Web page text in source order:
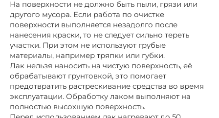
На поверхности не должно быть пыли, грязи или
другого мусора. Если работа по очистке
поверхности выполняется незадолго после
нанесения краски, то не следует сильно тереть
участки. При этом не используют грубые
материалы, например тряпки или губки.
Лак нельзя наносить на чистую поверхность, её
обрабатывают грунтовкой, это помогает
предотвратить растрескивание средства во время
эксплуатации. Обработку лаком выполняют на
полностью высохшую поверхность.